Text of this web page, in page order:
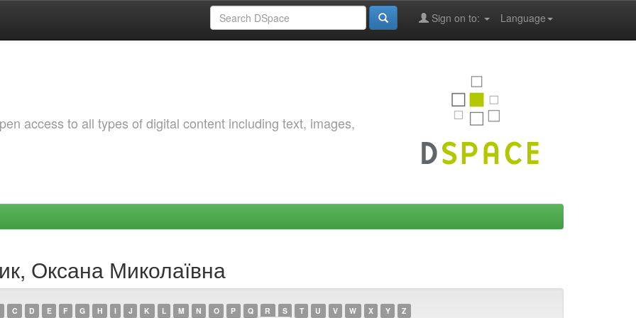
Language
Sign on to:
access to all types of digital content including text, images,
Оксана Миколаївна
C D E F G H I J K L M N O P Q R S T U V W X Y Z